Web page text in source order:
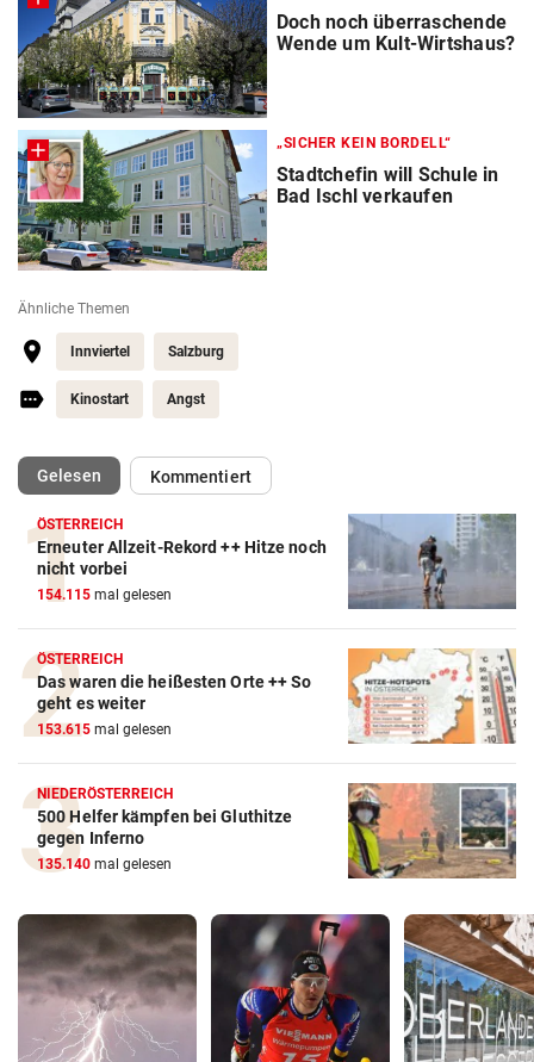
Doch noch überraschende
Wende um Kult-Wirtshaus?
„SICHER KEIN BORDELL“
Stadtchefin will Schule in
Bad Ischl verkaufen
Ähnliche Themen
Innviertel Salzburg
Kinostart Angst
Gelesen(ausgewählt)Kommentiert
ÖSTERREICH
Erneuter Allzeit-Rekord ++ Hitze noch
nicht vorbei
154.115 mal gelesen
ÖSTERREICH
Das waren die heißesten Orte ++ So
geht es weiter
153.615 mal gelesen
NIEDERÖSTERREICH
500 Helfer kämpfen bei Gluthitze
gegen Inferno
135.140 mal gelesen